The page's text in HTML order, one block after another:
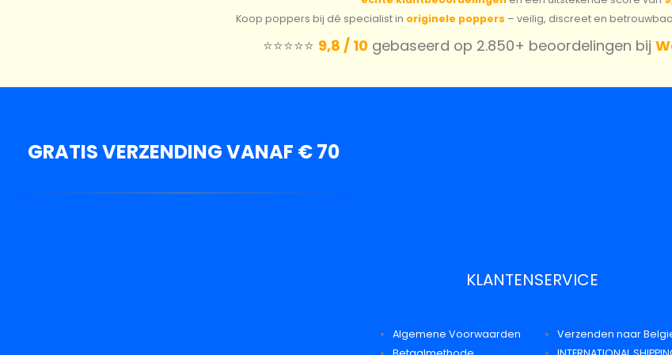
Koop poppers bij dé specialist in originele poppers – veilig, discreet en
⭐️⭐️⭐️⭐️⭐️ 9,8 / 10gebaseerd op 2.850+ beoordelingen bij
GRATIS VERZENDING VANAF € 70
KLANTENSERVICE
Algemene Voorwaarden
Verzenden naar